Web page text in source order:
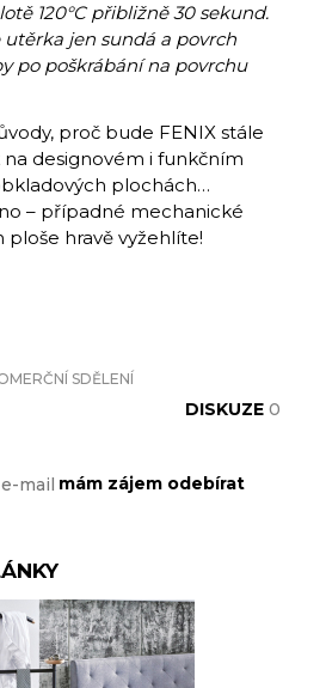
120°C přibližně 30 sekund.
utěrka jen sundá a povrch
po poškrábání na povrchu
proč bude FENIX stále
na designovém i funkčním
plochách…
– případné mechanické
hravě vyžehlíte!
SDĚLENÍ
DISKUZE 0